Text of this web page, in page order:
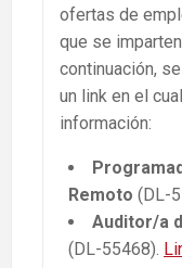
ofertas de
que se
continuación,
un link en el
información:
Remoto (DL-
Auditor/a
(DL-55468).